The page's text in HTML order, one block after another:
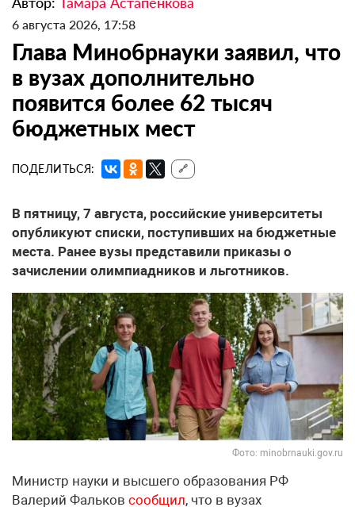
6 августа 2026, 17:58
Глава Минобрнауки заявил, что
в вузах дополнительно
появится более 62 тысяч
бюджетных мест
ПОДЕЛИТЬСЯ: 🔗
В пятницу, 7 августа, российские университеты
опубликуют списки, поступивших на бюджетные
места. Ранее вузы представили приказы о
зачислении олимпиадников и льготников.
Фото: minobrnauki.gov.ru
Министр науки и высшего образования РФ
Валерий Фальков сообщил, что в вузах